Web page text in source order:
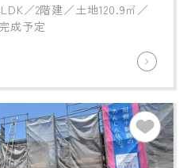
／2階建／土地120.9㎡／
成予定